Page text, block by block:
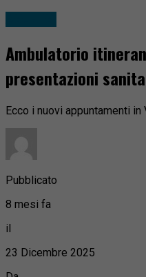
Ambulatorio
presentazioni
Ecco i nuovi appuntamenti
Pubblicato
8 mesi fa
il
23 Dicembre 2025